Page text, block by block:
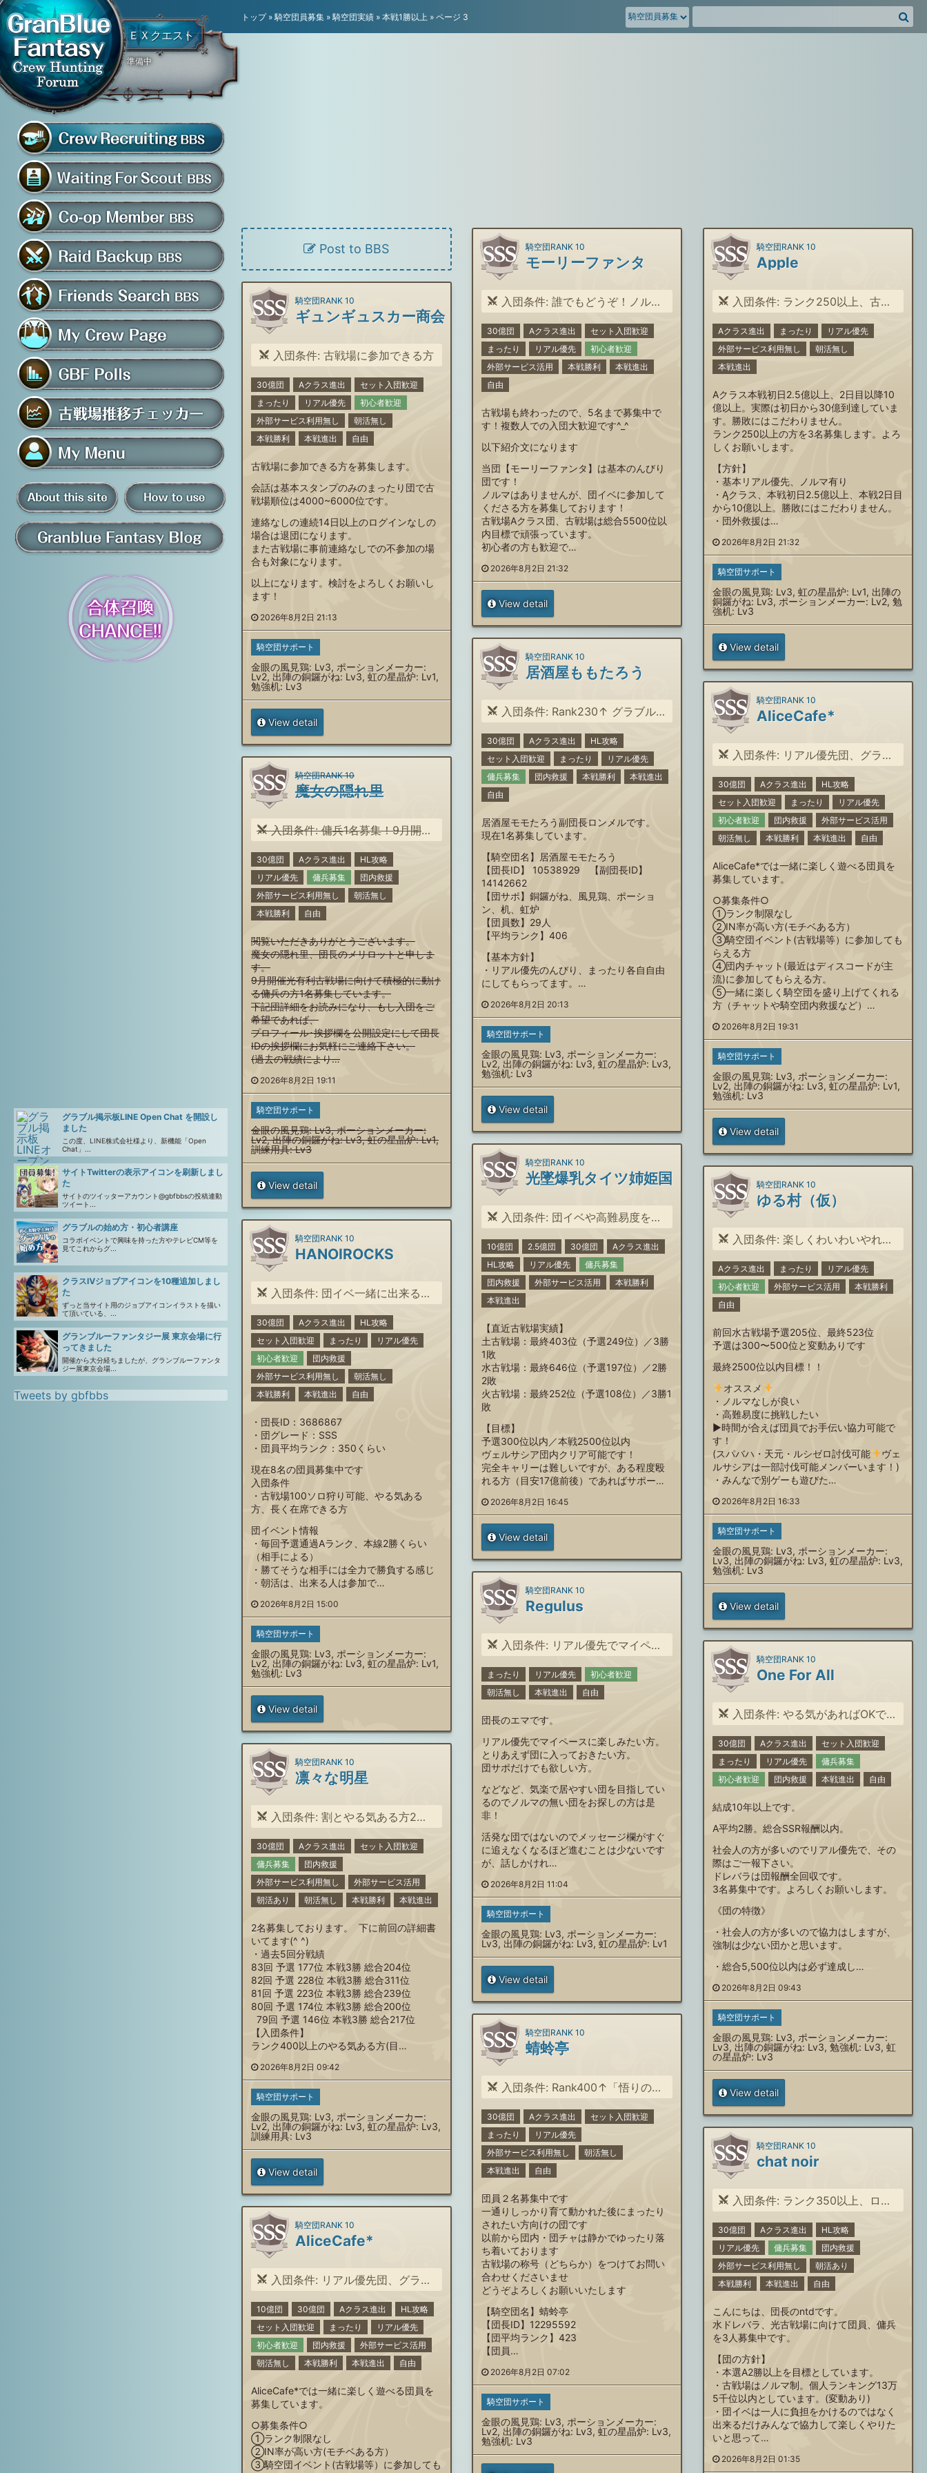
グラブル騎空団募集掲示
騎
空
団
騎空団員募集掲示板
騎空団入団希望掲示板
共闘部屋・メンバー掲示板
マルチバトル救援募集掲示板
フレンド募集掲示板
マイ騎空団ページ
グラブルアンケート
古戦場推移チェッカー
マイメニュー
騎空団員募集掲示板 掲示板の使い方
グラブル掲示板LINE Open Chat を開設し
ました
この度、LINE株式会社様より、新機能「Open
Chat」...
サイトTwitterの表示アイコンを刷新しまし
た
サイトのツイッターアカウント@gbfbbsの投稿連動
ツイート...
グラブルの始め方・初心者講座
コラボイベントで興味を持った方やテレビCM等を
見てこれからグ...
クラスⅣジョブアイコンを10種追加しまし
た
ずっと当サイト用のジョブアイコンイラストを描い
て頂いている、...
グランブルーファンタジー展 東京会場に行
ってきました
開催から大分経ちましたが、グランブルーファンタ
ジー展東京会場...
ＥＸクエスト
準備中
Tweets by gbfbbs
トップ»騎空団員募集 »騎空団実績 » 本戦1勝以上 » ページ 3
Post to BBS
モーリーファンタ
騎空団RANK 10
入団条件: 誰でもどうぞ！ノルマ無しAクラス団です
30億団 Aクラス進出
セット入団歓迎
まったり
リアル優先
初心者歓迎
外部サービス活用
本戦勝利
本戦進出
自由
古戦場も終わったので、5名まで募集中で
す！複数人での入団大歓迎です︎^_^
以下紹介文になります
当団【モーリーファンタ】は基本のんびり
団です！
ノルマはありませんが、団イベに参加して
くださる方を募集しております！
古戦場Aクラス団、古戦場は総合5500位以
内目標で頑張っています。
初心者の方も歓迎で…
2026年8月2日 21:32
View detail
Apple
騎空団RANK 10
入団条件: ランク250以上、古戦場やる気のある方
Aクラス進出 まったり
リアル優先
外部サービス利用無し
朝活無し
本戦進出
Aクラス本戦初日2.5億以上、2日目以降10
億以上。実際は初日から30億到達していま
す。勝敗にはこだわりません。
ランク250以上の方を3名募集します。よろ
しくお願いします。
【方針】
・基本リアル優先、ノルマ有り
・Ąクラス、本戦初日2.5億以上、本戦2日目
から10億以上。勝敗にはこだわりません。
・団外救援は…
2026年8月2日 21:32
騎空団サポート
金眼の風見鶏: Lv3, 虹の星晶炉: Lv1, 出陣の
銅鑼がね: Lv3, ポーションメーカー: Lv2, 勉
強机: Lv3
View detail
ギュンギュスカー商会
騎空団RANK 10
入団条件: 古戦場に参加できる方
30億団 Aクラス進出
セット入団歓迎
まったり
リアル優先
初心者歓迎
外部サービス利用無し
朝活無し
本戦勝利
本戦進出 自由
古戦場に参加できる方を募集します。
会話は基本スタンプのみのまったり団で古
戦場順位は4000~6000位です。
連絡なしの連続14日以上のログインなしの
場合は退団になります。
また古戦場に事前連絡なしでの不参加の場
合も対象になります。
以上になります。検討をよろしくお願いし
ます！
2026年8月2日 21:13
騎空団サポート
金眼の風見鶏: Lv3, ポーションメーカー:
Lv2, 出陣の銅鑼がね: Lv3, 虹の星晶炉: Lv1,
勉強机: Lv3
View detail
居酒屋ももたろう
騎空団RANK 10
入団条件: Rank230↑ グラブルを楽しみたい方
30億団 Aクラス進出
HL攻略
セット入団歓迎
まったり
リアル優先
傭兵募集
団内救援 本戦勝利
本戦進出
自由
居酒屋モモたろう副団長ロンメルです。
現在1名募集しています。
【騎空団名】居酒屋モモたろう
【団長ID】 10538929 【副団長ID】
14142662
【団サポ】銅鑼がね、風見鶏、ポーショ
ン、机、虹炉
【団員数】29人
【平均ランク】406
【基本方針】
・リアル優先のんびり、まったり各自自由
にしてもらってます。…
2026年8月2日 20:13
騎空団サポート
金眼の風見鶏: Lv3, ポーションメーカー:
Lv2, 出陣の銅鑼がね: Lv3, 虹の星晶炉: Lv3,
勉強机: Lv3
View detail
AliceCafe*
騎空団RANK 10
入団条件: リアル優先団、グラブルを一緒に楽しめる方募集
30億団 Aクラス進出
HL攻略
セット入団歓迎
まったり
リアル優先
初心者歓迎
団内救援
外部サービス活用
朝活無し
本戦勝利 本戦進出 自由
AliceCafe*では一緒に楽しく遊べる団員を
募集しています。
○募集条件○
①ランク制限なし
②IN率が高い方(モチベある方）
③騎空団イベント(古戦場等）に参加しても
らえる方
④団内チャット(最近はディスコードが主
流)に参加してもらえる方。
⑤一緒に楽しく騎空団を盛り上げてくれる
方（チャットや騎空団内救援など）…
2026年8月2日 19:31
騎空団サポート
金眼の風見鶏: Lv3, ポーションメーカー:
Lv2, 出陣の銅鑼がね: Lv3, 虹の星晶炉: Lv1,
勉強机: Lv3
View detail
魔女の隠れ里
騎空団RANK 10
入団条件: 傭兵1名募集！9月開催光有利古戦場がんばれる方（予選300位以内目標/全日程フリーラン/個ランノルマ11万位以内）
30億団 Aクラス進出
HL攻略
リアル優先
傭兵募集
団内救援
外部サービス利用無し
朝活無し
本戦勝利
自由
閲覧いただきありがとうございます。
魔女の隠れ里、団長のメリロットと申しま
す。
9月開催光有利古戦場に向けて積極的に動け
る傭兵の方1名募集しています。
下記団詳細をお読みになり、もし入団をご
希望であれば、
プロフィール･挨拶欄を公開設定にして団長
IDの挨拶欄にお気軽にご連絡下さい。
(過去の戦績により…
2026年8月2日 19:11
騎空団サポート
金眼の風見鶏: Lv3, ポーションメーカー:
Lv2, 出陣の銅鑼がね: Lv3, 虹の星晶炉: Lv1,
訓練用具: Lv3
View detail 光墜爆乳タイツ姉姫国
騎空団RANK 10
入団条件: 団イベや高難易度を頑張れる方
10億団 2.5億団 30億団
Aクラス進出
HL攻略
リアル優先
傭兵募集
団内救援
外部サービス活用
本戦勝利
本戦進出
【直近古戦場実績】
土古戦場：最終403位（予選249位）／3勝
1敗
水古戦場：最終646位（予選197位）／2勝
2敗
火古戦場：最終252位（予選108位）／3勝1
敗
【目標】
予選300位以内／本戦2500位以内
ヴェルサシア団内クリア可能です！
完全キャリーは難しいですが、ある程度殴
れる方（目安17億前後）であればサポー…
2026年8月2日 16:45
View detail
ゆる村（仮）
騎空団RANK 10
入団条件: 楽しくわいわいやれる方！！
Aクラス進出 まったり
リアル優先
初心者歓迎
外部サービス活用
本戦勝利
自由
前回水古戦場予選205位、最終523位
予選は300〜500位と変動ありです
最終2500位以内目標！！
オススメ
・ノルマなしが良い
・高難易度に挑戦したい
▶︎時間が合えば団員でお手伝い協力可能で
す！
(スパバハ・天元・ルシゼロ討伐可能
ヴェ
ルサシアは一部討伐可能メンバーいます！)
・みんなで別ゲーも遊びた…
2026年8月2日 16:33
騎空団サポート
金眼の風見鶏: Lv3, ポーションメーカー:
Lv3, 出陣の銅鑼がね: Lv3, 虹の星晶炉: Lv3,
勉強机: Lv3
View detail
HANOIROCKS
騎空団RANK 10
入団条件: 団イベ一緒に出来るかた
30億団 Aクラス進出
HL攻略
セット入団歓迎
まったり
リアル優先
初心者歓迎
団内救援
外部サービス利用無し
朝活無し
本戦勝利
本戦進出 自由
・団長ID：3686867
・団グレード：SSS
・団員平均ランク：350くらい
現在8名の団員募集中です
入団条件
・古戦場100ソロ狩り可能、やる気ある
方、長く在席できる方
団イベント情報
・毎回予選通過Aランク、本線2勝くらい
（相手による）
・勝てそうな相手には全力で勝負する感じ
・朝活は、出来る人は参加で…
2026年8月2日 15:00
騎空団サポート
金眼の風見鶏: Lv3, ポーションメーカー:
Lv2, 出陣の銅鑼がね: Lv3, 虹の星晶炉: Lv1,
勉強机: Lv3
View detail
Regulus
騎空団RANK 10
入団条件: リアル優先でマイペースに。という方
まったり リアル優先
初心者歓迎
朝活無し
本戦進出 自由
団長のエマです。
リアル優先でマイペースに楽しみたい方。
とりあえず団に入っておきたい方。
団サポだけでも欲しい方。
などなど、気楽で居やすい団を目指してい
るのでノルマの無い団をお探しの方は是
非！
活発な団ではないのでメッセージ欄がすぐ
に追えなくなるほど進むことは少ないです
が、話しかけれ…
2026年8月2日 11:04
騎空団サポート
金眼の風見鶏: Lv3, ポーションメーカー:
Lv3, 出陣の銅鑼がね: Lv3, 虹の星晶炉: Lv1
View detail
One For All
騎空団RANK 10
入団条件: やる気があればOKです。
30億団 Aクラス進出
セット入団歓迎
まったり
リアル優先
傭兵募集
初心者歓迎
団内救援 本戦進出 自由
結成10年以上です。
A平均2勝。総合SSR報酬以内。
社会人の方が多いのでリアル優先で、その
際はご一報下さい。
ドレバラは団報酬全回収です。
3名募集中です。よろしくお願いします。
《団の特徴》
・社会人の方が多いので協力はしますが、
強制は少ない団かと思います。
・総合5,500位以内は必ず達成し…
2026年8月2日 09:43
騎空団サポート
金眼の風見鶏: Lv3, ポーションメーカー:
Lv3, 出陣の銅鑼がね: Lv3, 勉強机: Lv3, 虹
の星晶炉: Lv3
View detail
凛々な明星
騎空団RANK 10
入団条件: 割とやる気ある方2名募集しています(^ ^)
30億団 Aクラス進出
セット入団歓迎
傭兵募集
団内救援
外部サービス利用無し
外部サービス活用
朝活あり
朝活無し 本戦勝利 本戦進出
2名募集しております。 下に前回の詳細書
いてます(^ ^)
・過去5回分戦績
83回 予選 177位 本戦3勝 総合204位
82回 予選 228位 本戦3勝 総合311位
81回 予選 223位 本戦3勝 総合239位
80回 予選 174位 本戦3勝 総合200位
79回 予選 146位 本戦3勝 総合217位
【入団条件】
ランク400以上のやる気ある方(目…
2026年8月2日 09:42
騎空団サポート
金眼の風見鶏: Lv3, ポーションメーカー:
Lv2, 出陣の銅鑼がね: Lv3, 虹の星晶炉: Lv3,
訓練用具: Lv3
View detail
蜻蛉亭
騎空団RANK 10
入団条件: Rank400↑「悟りの境地」か「古戦場の英雄」称号お持ちの方
30億団 Aクラス進出
セット入団歓迎
まったり
リアル優先
外部サービス利用無し
朝活無し
本戦進出
自由
団員２名募集中です
一通りしっかり育て動かれた後にまったり
されたい方向けの団です
以前から団内・団チャは静かでゆったり落
ち着いております
古戦場の称号（どちらか）をつけてお問い
合わせくださいませ
どうぞよろしくお願いいたします
【騎空団名】蜻蛉亭
【団長ID】12295592
【団平均ランク】423
【団員…
2026年8月2日 07:02
騎空団サポート
金眼の風見鶏: Lv3, ポーションメーカー:
Lv2, 出陣の銅鑼がね: Lv3, 虹の星晶炉: Lv3,
勉強机: Lv3
chat noir
騎空団RANK 10
入団条件: ランク350以上、ログイン率の高い方、古戦場をそれなりに頑張りたい方
30億団 Aクラス進出
HL攻略
リアル優先
傭兵募集
団内救援
外部サービス利用無し
朝活あり
本戦勝利
本戦進出 自由
こんにちは、団長のntdです。
水ドレバラ、光古戦場に向けて団員、傭兵
を3人募集中です。
【団の方針】
・本選A2勝以上を目標としています。
・古戦場はノルマ制。個人ランキング13万
5千位以内としています。(変動あり)
・団イベは一人に負担をかけるのではなく
出来るだけみんなで協力して楽しくやりた
いと思って…
2026年8月2日 01:35
AliceCafe*
騎空団RANK 10
入団条件: リアル優先団、グラブルを一緒に楽しめる方募集中
10億団 30億団 Aクラス進出
HL攻略
セット入団歓迎
まったり
リアル優先
初心者歓迎
団内救援
外部サービス活用
朝活無し
本戦勝利 本戦進出 自由
AliceCafe*では一緒に楽しく遊べる団員を
募集しています。
○募集条件○
①ランク制限なし
②IN率が高い方(モチベある方）
③騎空団イベント(古戦場等）に参加しても